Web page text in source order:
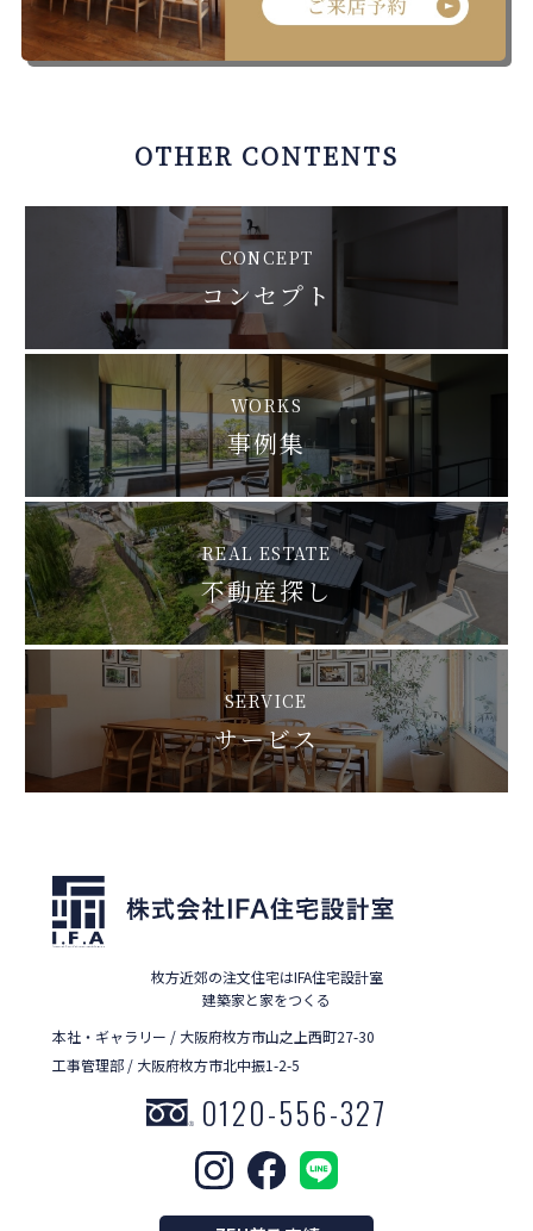
OTHER CONTENTS
CONCEPT
コンセプト
WORKS
事例集
REAL ESTATE
不動産探し
SERVICE
サービス
枚方近郊の注文住宅はIFA住宅設計室
建築家と家をつくる
本社・ギャラリー / 大阪府枚方市山之上西町27-30
工事管理部 / 大阪府枚方市北中振1-2-5
0120-556-327